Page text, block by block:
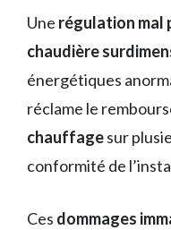
Une régulation mal
chaudière
énergétiques
réclame le
chauffagesur
conformité de
Ces dommages